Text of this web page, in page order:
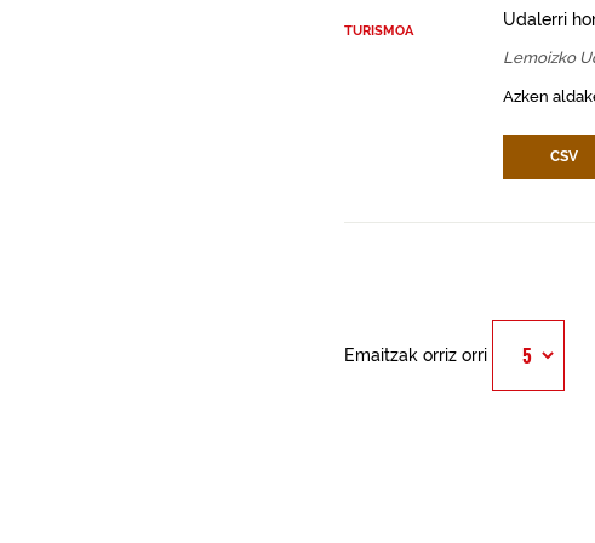
TURISMOA
Udalerri
Lemoizko
Azken
CSV
Emaitzak orriz orri